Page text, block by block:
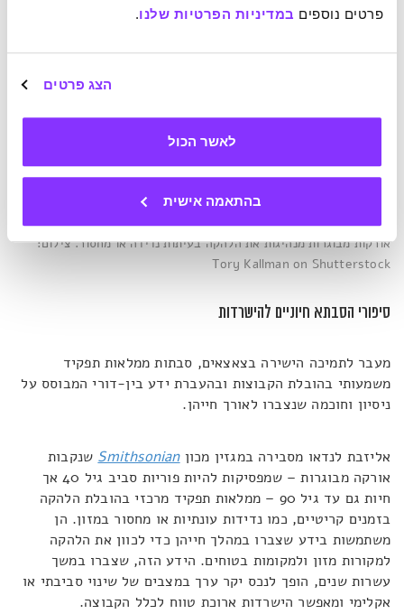
פרטים נוספים במדיניות הפרטיות שלנו.
הצג פרטים
לאשר הכול
בהתאמה אישית
אורקות מבוגרות מנהיגות את הלהקה בעיתות נדידה או מחסור.צילום:
Tory Kallman on Shutterstock
סיפורי הסבתא חיוניים להישרדות
מעבר לתמיכה הישירה בצאצאים, סבתות ממלאות תפקיד
משמעותי בהובלת הקבוצות ובהעברת ידע בין-דורי המבוסס על
ניסיון וחוכמה שנצברו לאורך חייהן.
אליזבת לנדאו מסבירה במגזין מכון Smithsonian שנקבות
אורקה מבוגרות – שמפסיקות להיות פוריות סביב גיל 40 אך
חיות גם עד גיל 90 – ממלאות תפקיד מרכזי בהובלת הלהקה
בזמנים קריטיים, כמו נדידות עונתיות או מחסור במזון. הן
משתמשות בידע שצברו במהלך חייהן כדי לכוון את הלהקה
למקורות מזון ולמקומות בטוחים. הידע הזה, שצברו במשך
עשרות שנים, הופך לנכס יקר ערך במצבים של שינוי סביבתי או
אקלימי ומאפשר הישרדות ארוכת טווח לכלל הקבוצה.